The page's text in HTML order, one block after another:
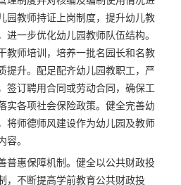
园教师持证上岗制度，提升幼儿教
进一步优化幼儿园教师队伍结构。
教师培训，培养一批名园长和名教
提升。配足配齐幼儿园教职工，严
签订聘用合同或劳动合同，确保工
实各项社会保险政策。健全完善幼
将师德师风建设作为幼儿园及教师
容。
普惠保障机制。健全以公共财政投
，不断提高学前教育公共财政投